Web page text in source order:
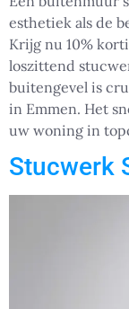
esthetiek als de
Krijg nu 10%
loszittend
buitengevel is
in Emmen. Het
uw woning in
Stucwerk